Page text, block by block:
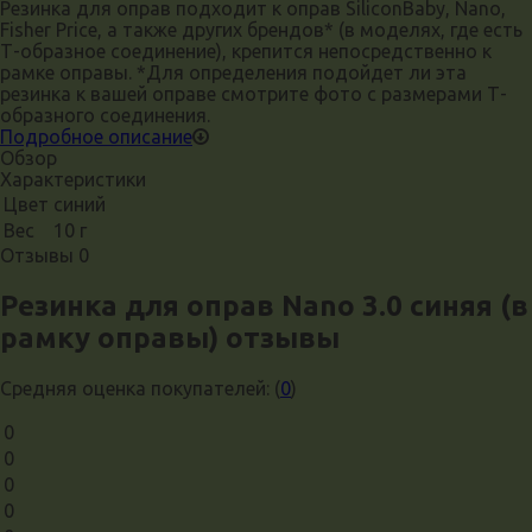
Резинка для оправ подходит к оправ SiliconBaby, Nano,
Fisher Price, а также других брендов* (в моделях, где есть
Т-образное соединение), крепится непосредственно к
рамке оправы. *Для определения подойдет ли эта
резинка к вашей оправе смотрите фото с размерами Т-
образного соединения.
Подробное описание
Обзор
Характеристики
Цвет синий
Вес
10 г
Отзывы 0
Резинка для оправ Nano 3.0 синяя (в
рамку оправы) отзывы
Средняя оценка покупателей: (0)
0
0
0
0